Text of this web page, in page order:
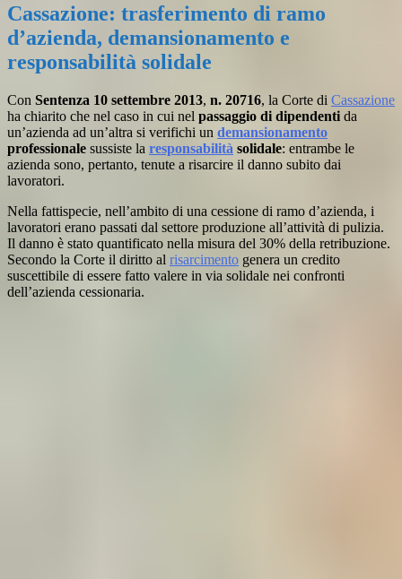
Cassazione: trasferimento di ramo
d’azienda, demansionamento e
responsabilità solidale
Con Sentenza 10 settembre 2013, n. 20716, la Corte di Cassazione
ha chiarito che nel caso in cui nel passaggio di dipendenti da
un’azienda ad un’altra si verifichi un demansionamento
professionale sussiste la responsabilità solidale: entrambe le
azienda sono, pertanto, tenute a risarcire il danno subito dai
lavoratori.
Nella fattispecie, nell’ambito di una cessione di ramo d’azienda, i
lavoratori erano passati dal settore produzione all’attività di pulizia.
Il danno è stato quantificato nella misura del 30% della retribuzione.
Secondo la Corte il diritto al risarcimento genera un credito
suscettibile di essere fatto valere in via solidale nei confronti
dell’azienda cessionaria.